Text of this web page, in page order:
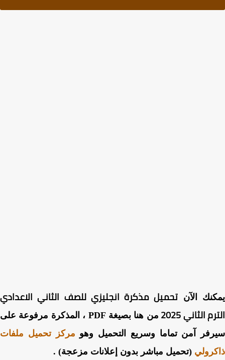
الآنتحميل مذكرة انجليزي للصف الثاني الاعدادي
الثاني 2025
من هنا بصيغة PDF ، المذكرة مرفوعة على
آمن تماما وسريع التحميل وهومركز تحميل ملفات
(تحميل مباشر بدون إعلانات مزعجة) .